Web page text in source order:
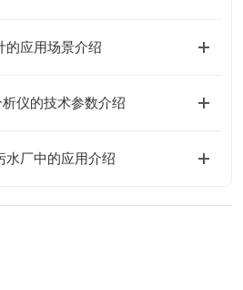
的应用场景介绍
仪的技术参数介绍
水厂中的应用介绍